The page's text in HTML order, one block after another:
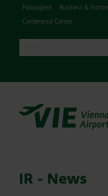
Passagiere Business &
Conference Center
IR - News